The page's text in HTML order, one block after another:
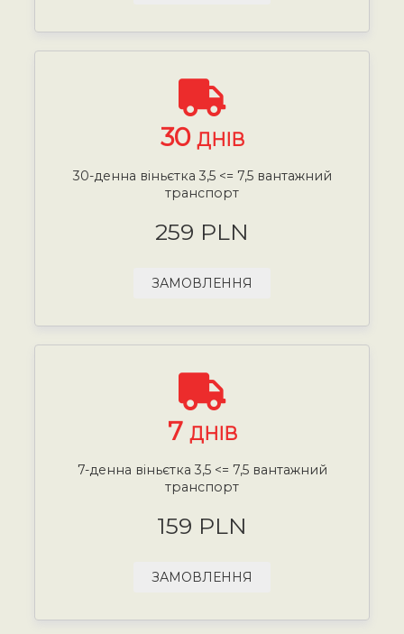
30 ДНІВ
30-денна віньєтка 3,5 <= 7,5 вантажний
транспорт
259 PLN
ЗАМОВЛЕННЯ
7 ДНІВ
7-денна віньєтка 3,5 <= 7,5 вантажний
транспорт
159 PLN
ЗАМОВЛЕННЯ